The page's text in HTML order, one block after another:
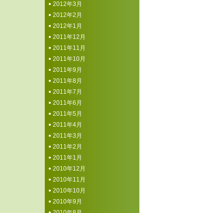
2012年3月
2012年2月
2012年1月
2011年12月
2011年11月
2011年10月
2011年9月
2011年8月
2011年7月
2011年6月
2011年5月
2011年4月
2011年3月
2011年2月
2011年1月
2010年12月
2010年11月
2010年10月
2010年9月